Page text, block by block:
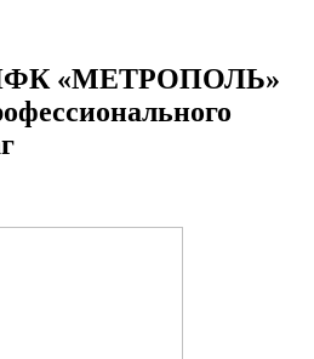
ИФК «МЕТРОПОЛЬ»